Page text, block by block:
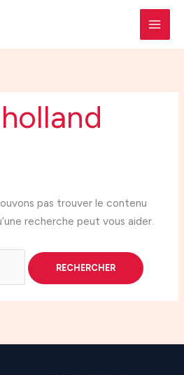
pas trouver le contenu
recherche peut vous aider.